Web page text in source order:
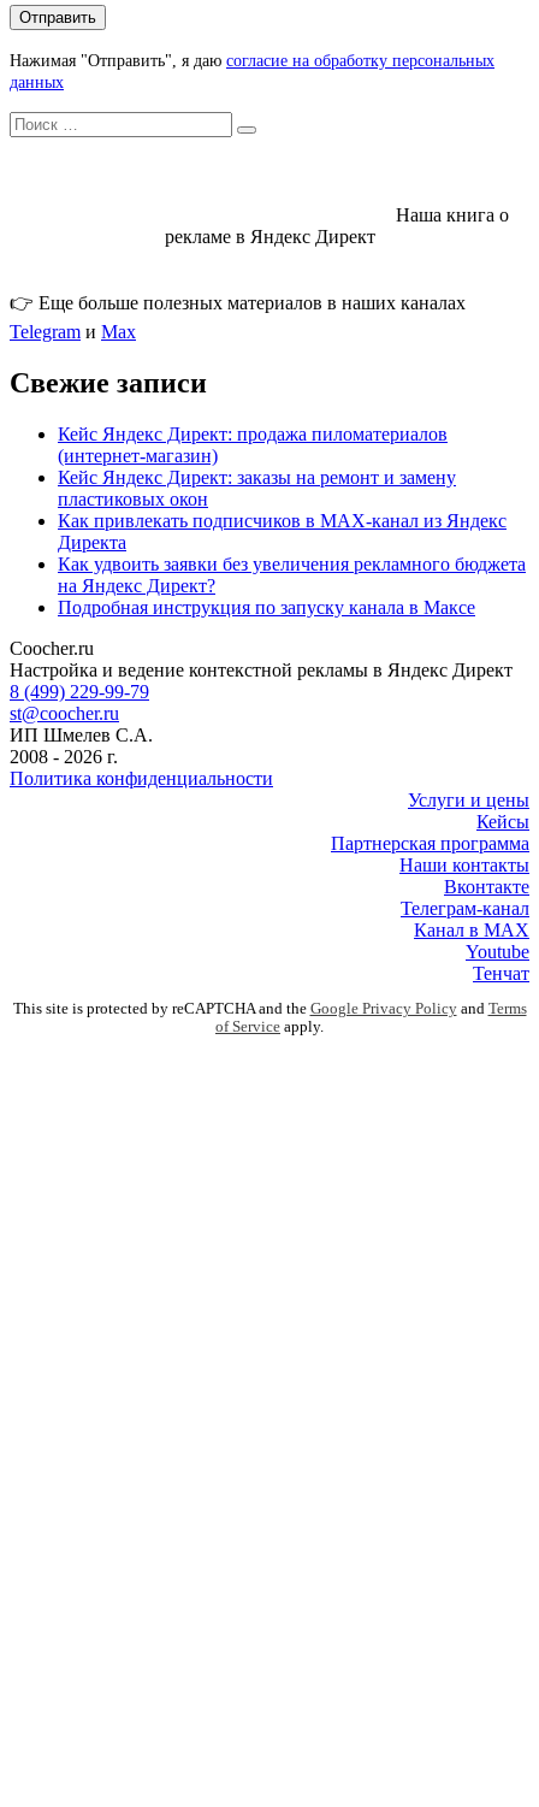
Нажимая "Отправить", я даю согласие на обработку персональных
данных
Искать
Search
Наша книга о
рекламе в Яндекс Директ
👉 Еще больше полезных материалов в наших каналах
Telegram и Max
Свежие записи
Кейс Яндекс Директ: продажа пиломатериалов
(интернет-магазин)
Кейс Яндекс Директ: заказы на ремонт и замену
пластиковых окон
Как привлекать подписчиков в MAX-канал из Яндекс
Директа
Как удвоить заявки без увеличения рекламного бюджета
на Яндекс Директ?
Подробная инструкция по запуску канала в Максе
Amphibious Theme by
Coocher.ru
Настройка и ведение контекстной рекламы в Яндекс Директ
8 (499) 229-99-79
st@coocher.ru
ИП Шмелев С.А.
2008 - 2026 г.
Политика конфиденциальности
Услуги и цены
Кейсы
Партнерская программа
Наши контакты
Вконтакте
Телеграм-канал
Канал в MAX
Youtube
Тенчат
This site is protected by reCAPTCHA and the Google Privacy Policyand Terms
of Service apply.